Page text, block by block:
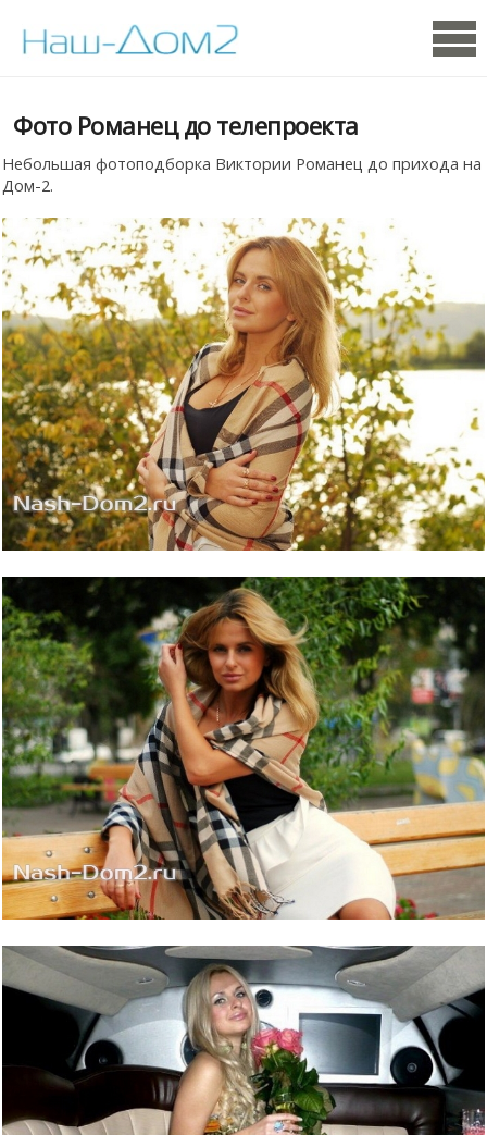
Фото Романец до телепроекта
Небольшая фотоподборка Виктории Романец до прихода на
Дом-2.